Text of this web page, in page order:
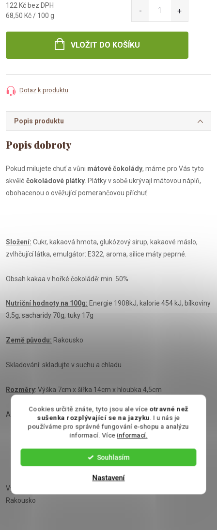
Cookies určitě znáte, tyto jsou ale více otravné než
sušenka rozplývající se na jazyku . I u nás je
používáme pro správné fungování e-shopu a analýzu
informací. Víceinformací.
Souhlasím
Nastavení
122 Kč bez DPH
Měrná
68,50 Kč / 100 g
VLOŽIT DO KOŠÍKU
Dotaz k produktu
Popis produktu
Pokud milujete chuť a vůni mátové čokolády, máme pro Vás tyto
skvělé čokoládové plátky . Plátky v sobě ukrývají mátovou náplň,
obohacenou o ověžující pomerančovou příchuť.
Složení: Cukr, kakaová hmota, glukózový sirup, kakaové máslo,
zvlhčující látka, emulgátor: E322, aroma, silice máty peprné.
Obsah kakaa v hořké čokoládě: min. 50%
Nutriční hodnoty na 100g: Energie 1908kJ, kalorie 454 kJ, bílkoviny
3,5g, sacharidy 70g, tuky 17g
Země původu: Rakousko
Skladování: skladujte v suchu a chladu
Rozměry: Výška 7cm x šířka 14cm x hloubka 4,5cm
Alergeny v textu vyznačeny tučně.
Výrobce: Gunz Warenhandels GmbH, Zollweg 1, 6841 Mäder,
Rakousko